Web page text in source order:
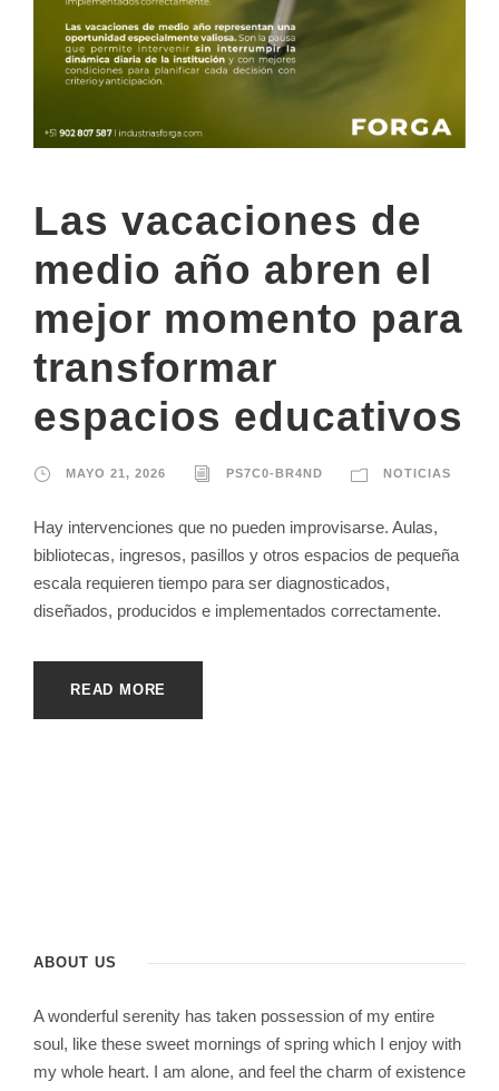
Las vacaciones de
medio año abren el
mejor momento para
transformar
espacios educativos
MAYO 21, 2026 PS7C0-BR4ND NOTICIAS
Hay intervenciones que no pueden improvisarse. Aulas,
bibliotecas, ingresos, pasillos y otros espacios de pequeña
escala requieren tiempo para ser diagnosticados,
diseñados, producidos e implementados correctamente.
READ MORE
ABOUT US
A wonderful serenity has taken possession of my entire
soul, like these sweet mornings of spring which I enjoy with
my whole heart. I am alone, and feel the charm of existence